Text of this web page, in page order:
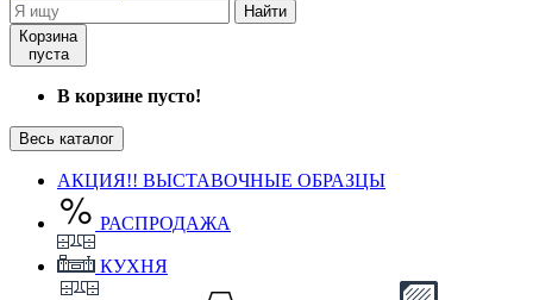
Найти
Корзина
пуста
В корзине пусто!
Весь каталог
АКЦИЯ!! ВЫСТАВОЧНЫЕ ОБРАЗЦЫ
РАСПРОДАЖА
КУХНЯ